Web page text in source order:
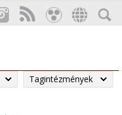
Tagintézmények